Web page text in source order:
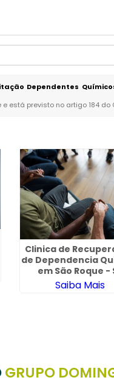
Dependentes
está previsto no artigo 184 do
Clinica de
de Dependencia
em São Roque -
Saiba Mais
GRUPO